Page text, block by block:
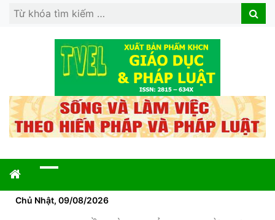
Search
Search
Chủ Nhật, 09/08/2026